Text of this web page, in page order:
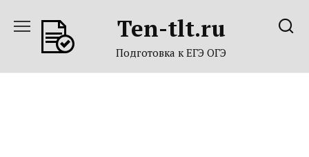
содержанию
Ten-tlt.ru
Подготовка к ЕГЭ ОГЭ